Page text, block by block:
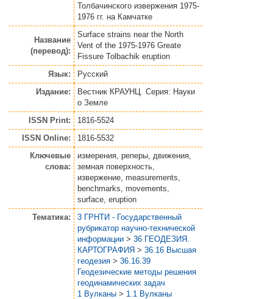
Толбачинского извержения 1975-
1976 гг. на Камчатке
Название
(перевод):
Surface strains near the North
Vent of the 1975-1976 Greate
Fissure Tolbachik eruption
Язык:
Русский
Издание:
Вестник КРАУНЦ. Серия: Науки
о Земле
ISSN Print:
1816-5524
ISSN Online:
1816-5532
Ключевые
слова:
измерения, реперы, движения,
земная поверхность,
извержение, measurements,
benchmarks, movements,
surface, eruption
Тематика:
3 ГРНТИ - Государственный
рубрикатор научно-технической
информации > 36 ГЕОДЕЗИЯ.
КАРТОГРАФИЯ > 36.16 Высшая
геодезия > 36.16.39
Геодезические методы решения
геодинамических задач
1 Вулканы > 1.1 Вулканы